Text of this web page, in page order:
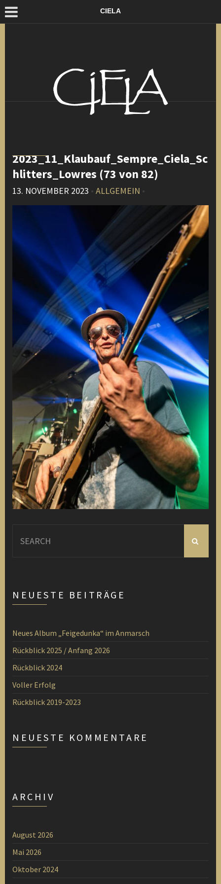
CIELA
2023_11_Klaubauf_Sempre_Ciela_Sc
hlitters_Lowres (73 von 82)
13. NOVEMBER 2023 • ALLGEMEIN •
for:
NEUESTE BEITRÄGE
Neues Album „Feigedunka“ im Anmarsch
Rückblick 2025 / Anfang 2026
Rückblick 2024
Voller Erfolg
Rückblick 2019-2023
NEUESTE KOMMENTARE
ARCHIV
August 2026
Mai 2026
Oktober 2024